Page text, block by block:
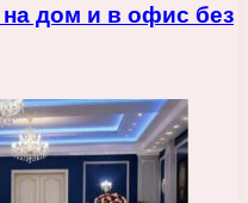
дом и в офис без